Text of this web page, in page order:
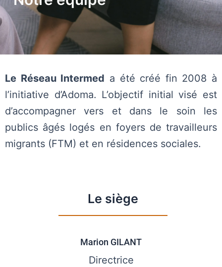
Le Réseau Intermed a été créé fin 2008 à
l’initiative d’Adoma. L’objectif initial visé est
d’accompagner vers et dans le soin les
publics âgés logés en foyers de travailleurs
migrants (FTM) et en résidences sociales.
Le siège
Marion GILANT
Directrice